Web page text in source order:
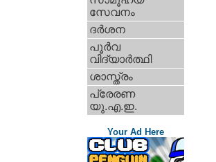
സേവനം
ദര്‍ശന
പൂര്‍വ
വിദ്യാര്‍ത്ഥി
ശാസ്ത്രം
പ്രേരണ
യു.എ.ഇ.
Your Ad Here